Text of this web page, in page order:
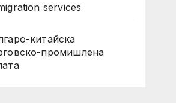
services
китайска
промишлена